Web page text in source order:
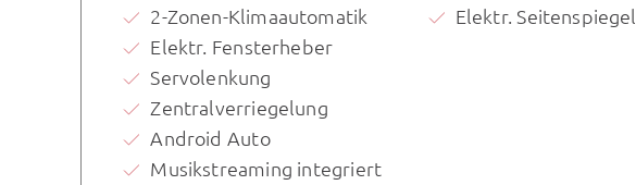
2-Zonen-Klimaautomatik
Elektr. Fensterheber
Servolenkung
Zentralverriegelung
Android Auto
Musikstreaming integriert
Elektr. Seitenspiegel